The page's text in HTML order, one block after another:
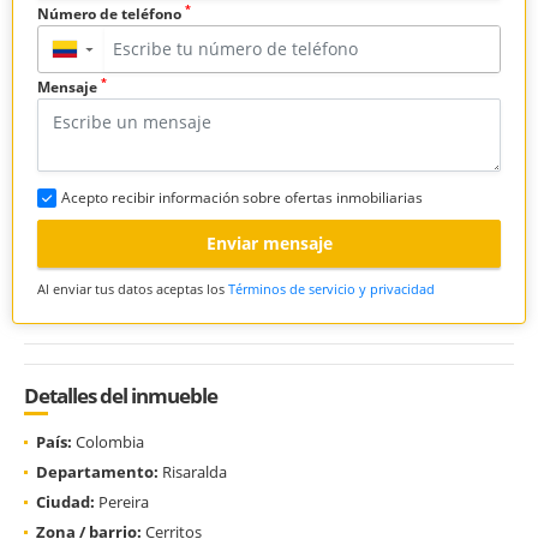
Número de teléfono *
▼
Mensaje *
Acepto recibir información sobre ofertas inmobiliarias
Enviar mensaje
Al enviar tus datos aceptas los Términos de servicio y privacidad
Detalles del inmueble
País: Colombia
Departamento: Risaralda
Ciudad: Pereira
Zona / barrio: Cerritos